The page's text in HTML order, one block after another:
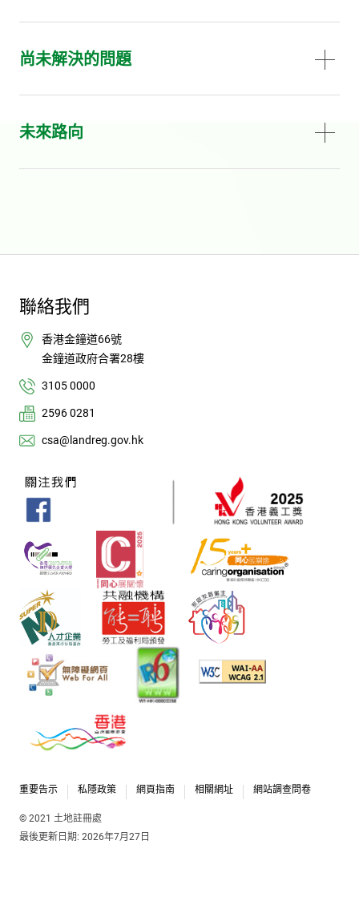
尚未解決的問題
未來路向
聯絡我們
香港金鐘道66號
金鐘道政府合署28樓
3105 0000
2596 0281
csa@landreg.gov.hk
重要告示 私隱政策 網頁指南 相關網址 網站調查問卷
© 2021 土地註冊處
最後更新日期: 2026年7月27日